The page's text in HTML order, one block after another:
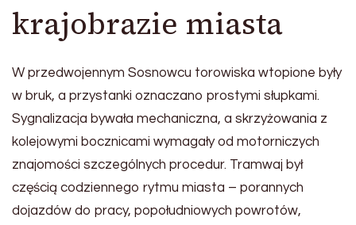
krajobrazie miasta
W przedwojennym Sosnowcu torowiska wtopione były
w bruk, a przystanki oznaczano prostymi słupkami.
Sygnalizacja bywała mechaniczna, a skrzyżowania z
kolejowymi bocznicami wymagały od motorniczych
znajomości szczególnych procedur. Tramwaj był
częścią codziennego rytmu miasta – porannych
dojazdów do pracy, popołudniowych powrotów,